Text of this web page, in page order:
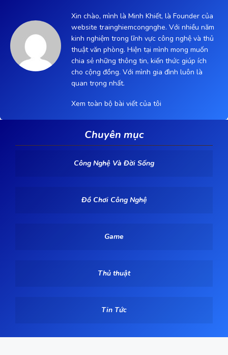
Xin chào, mình là Minh Khiết, là Founder của
website trainghiemcongnghe. Với nhiều năm
kinh nghiệm trong lĩnh vực công nghệ và thủ
thuật văn phòng. Hiện tại mình mong muốn
chia sẻ những thông tin, kiến thức giúp ích
cho cộng đồng. Với mình gia đình luôn là
quan trọng nhất.
Xem toàn bộ bài viết của tôi
Chuyên mục
Công Nghệ Và Đời Sống
Đồ Chơi Công Nghệ
Game
Thủ thuật
Tin Tức